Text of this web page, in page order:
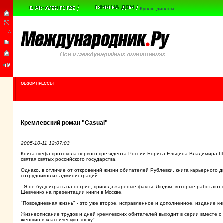
Куплю диплом
ОБЗОР ПРЕССЫ
Кремлевский роман "Сasual"
2005-10-11 12:07:03
Книга шефа протокола первого президента России Бориса Ельцина Владимира
святая святых российского государства.
Однако, в отличие от откровений жизни обитателей Рублевки, книга
сотрудников их администраций.
- Я не буду играть на острие, приводя жареные факты. Людям, которые работают
Шевченко на презентации книги в Москве.
"Повседневная жизнь" - это уже второе, исправленное и дополненное, издание
Жизнеописание трудов и дней кремлевских обитателей выходит в серии вместе
женщин в классическую эпоху".